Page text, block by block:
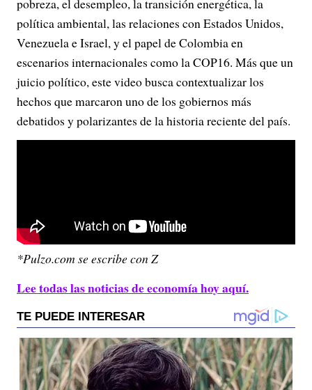
pobreza, el desempleo, la transición energética, la
política ambiental, las relaciones con Estados Unidos,
Venezuela e Israel, y el papel de Colombia en
escenarios internacionales como la COP16. Más que un
juicio político, este video busca contextualizar los
hechos que marcaron uno de los gobiernos más
debatidos y polarizantes de la historia reciente del país.
*Pulzo.com se escribe con Z
Lee todas las noticias de economía hoy aquí.